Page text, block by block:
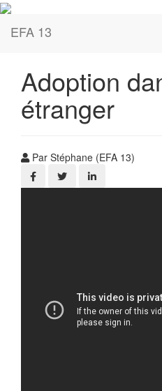
EFA 13
Adoption
étranger
Par Stéphane (EFA 13)